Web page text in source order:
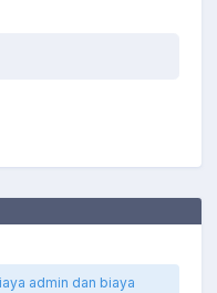
admin dan biaya